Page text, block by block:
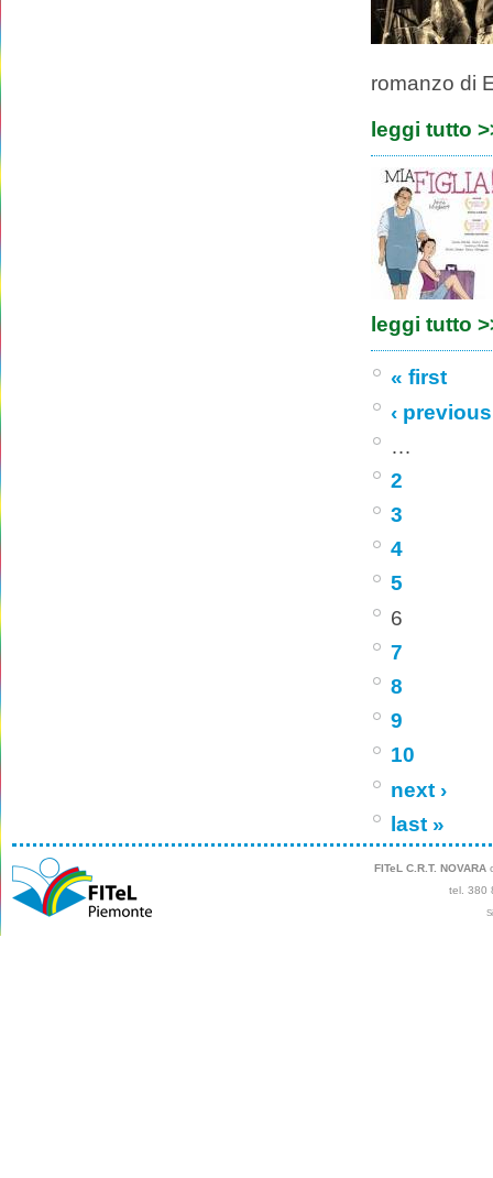
romanzo di
leggi tutto
leggi tutto
« first
‹ previous
…
2
3
4
5
6
7
8
9
10
next ›
last »
FITeL C.R.T. NOVARA
tel. 380